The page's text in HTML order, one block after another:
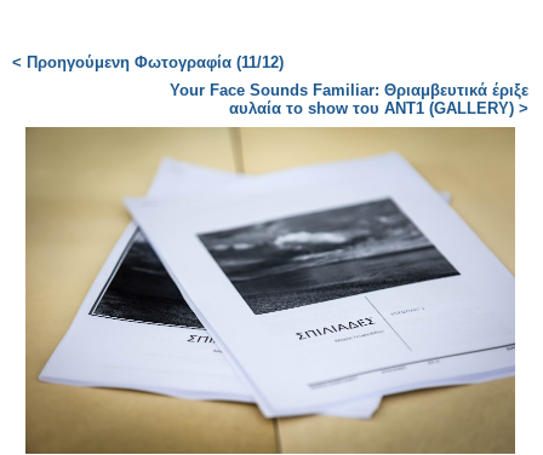
< Προηγούμενη Φωτογραφία (11/12)
Your Face Sounds Familiar: Θριαμβευτικά έριξε
αυλαία το show του ΑΝΤ1 (GALLERY) >